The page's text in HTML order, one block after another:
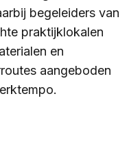
begeleiders van
praktijklokalen
en
aangeboden